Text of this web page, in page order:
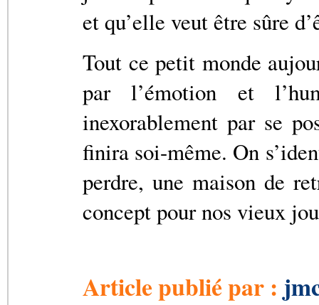
et qu’elle veut être sûre
Tout ce petit monde
par l’émotion et
inexorablement par se
finira soi-même. On
perdre, une maison de
concept pour nos vieux
Article publié par :